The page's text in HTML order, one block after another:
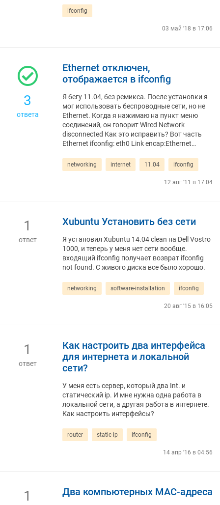
ifconfig
03 май '18 в 17:06
3
ответа
Ethernet отключен,
отображается в ifconfig
Я бегу 11.04, без ремикса. После установки я
мог использовать беспроводные сети, но не
Ethernet. Когда я нажимаю на пункт меню
соединений, он говорит Wired Network
disconnected Как это исправить? Вот часть
Ethernet ifconfig: eth0 Link encap:Ethernet…
networking internet 11.04 ifconfig
12 авг '11 в 17:04
1
ответ
Xubuntu Установить без сети
Я установил Xubuntu 14.04 clean на Dell Vostro
1000, и теперь у меня нет сети вообще.
входящий ifconfig получает возврат ifconfig
not found. С живого диска все было хорошо.
networking software-installation ifconfig
20 авг '15 в 16:05
1
ответ
Как настроить два интерфейса
для интернета и локальной
сети?
У меня есть сервер, который два Int. и
статический ip. И мне нужна одна работа в
локальной сети, а другая работа в интернете.
Как настроить интерфейсы?
router static-ip ifconfig
14 апр '16 в 04:56
1 Два компьютерных MAC-адреса